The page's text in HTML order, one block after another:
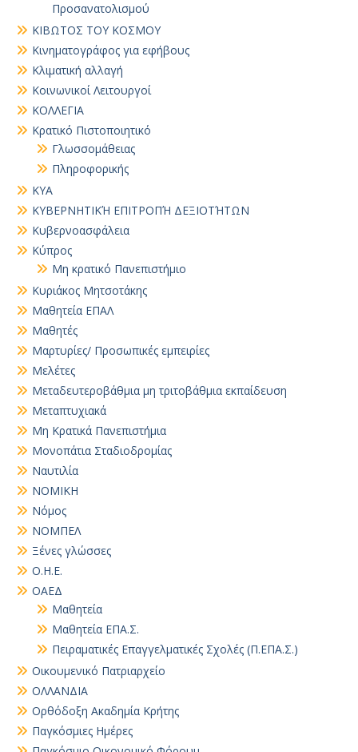
Προσανατολισμού
ΚΙΒΩΤΟΣ ΤΟΥ ΚΟΣΜΟΥ
Κινηματογράφος για εφήβους
Κλιματική αλλαγή
Κοινωνικοί Λειτουργοί
ΚΟΛΛΕΓΙΑ
Κρατικό Πιστοποιητικό
Γλωσσομάθειας
Πληροφορικής
ΚΥΑ
ΚΥΒΕΡΝΗΤΙΚΉ ΕΠΙΤΡΟΠΉ ΔΕΞΙΟΤΉΤΩΝ
Κυβερνοασφάλεια
Κύπρος
Μη κρατικό Πανεπιστήμιο
Κυριάκος Μητσοτάκης
Μαθητεία ΕΠΑΛ
Μαθητές
Μαρτυρίες/ Προσωπικές εμπειρίες
Μελέτες
Μεταδευτεροβάθμια μη τριτοβάθμια εκπαίδευση
Μεταπτυχιακά
Μη Κρατικά Πανεπιστήμια
Μονοπάτια Σταδιοδρομίας
Ναυτιλία
ΝΟΜΙΚΗ
Νόμος
ΝΟΜΠΕΛ
Ξένες γλώσσες
Ο.Η.Ε.
ΟΑΕΔ
Μαθητεία
Μαθητεία ΕΠΑ.Σ.
Πειραματικές Επαγγελματικές Σχολές (Π.ΕΠΑ.Σ.)
Οικουμενικό Πατριαρχείο
ΟΛΛΑΝΔΙΑ
Ορθόδοξη Ακαδημία Κρήτης
Παγκόσμιες Ημέρες